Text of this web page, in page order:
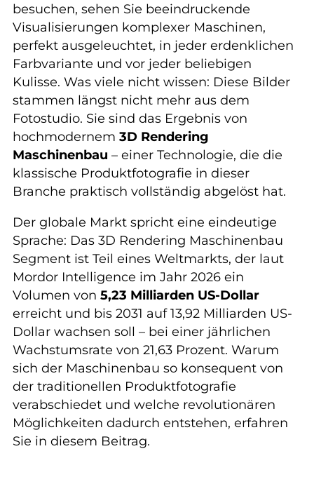
besuchen, sehen Sie beeindruckende
Visualisierungen komplexer Maschinen,
perfekt ausgeleuchtet, in jeder erdenklichen
Farbvariante und vor jeder beliebigen
Kulisse. Was viele nicht wissen: Diese Bilder
stammen längst nicht mehr aus dem
Fotostudio. Sie sind das Ergebnis von
hochmodernem 3D Rendering
Maschinenbau – einer Technologie, die die
klassische Produktfotografie in dieser
Branche praktisch vollständig abgelöst hat.
Der globale Markt spricht eine eindeutige
Sprache: Das 3D Rendering Maschinenbau
Segment ist Teil eines Weltmarkts, der laut
Mordor Intelligence im Jahr 2026 ein
Volumen von 5,23 Milliarden US-Dollar
erreicht und bis 2031 auf 13,92 Milliarden US-
Dollar wachsen soll – bei einer jährlichen
Wachstumsrate von 21,63 Prozent. Warum
sich der Maschinenbau so konsequent von
der traditionellen Produktfotografie
verabschiedet und welche revolutionären
Möglichkeiten dadurch entstehen, erfahren
Sie in diesem Beitrag.